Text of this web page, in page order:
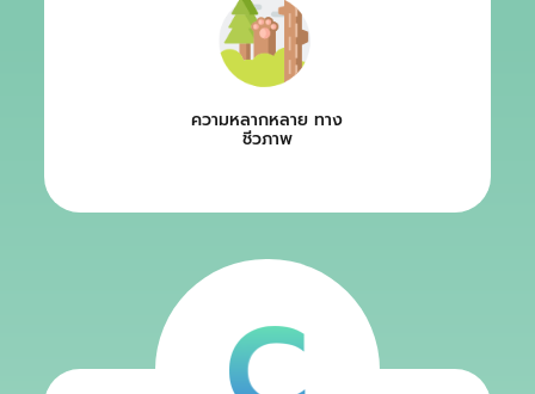
ความหลากหลาย ทาง
ชีวภาพ